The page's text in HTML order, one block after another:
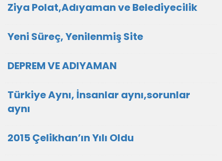
Ziya Polat,Adıyaman ve Belediyecilik
Yeni Süreç, Yenilenmiş Site
DEPREM VE ADIYAMAN
Türkiye Aynı, İnsanlar aynı,sorunlar
aynı
2015 Çelikhan’ın Yılı Oldu